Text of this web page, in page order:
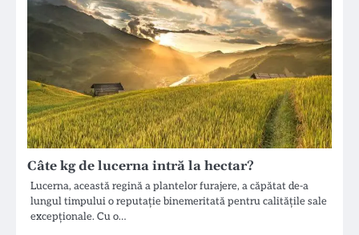
Câte kg de lucerna intră la hectar?
Lucerna, această regină a plantelor furajere, a căpătat de-a
lungul timpului o reputație binemeritată pentru calitățile sale
excepționale. Cu o…